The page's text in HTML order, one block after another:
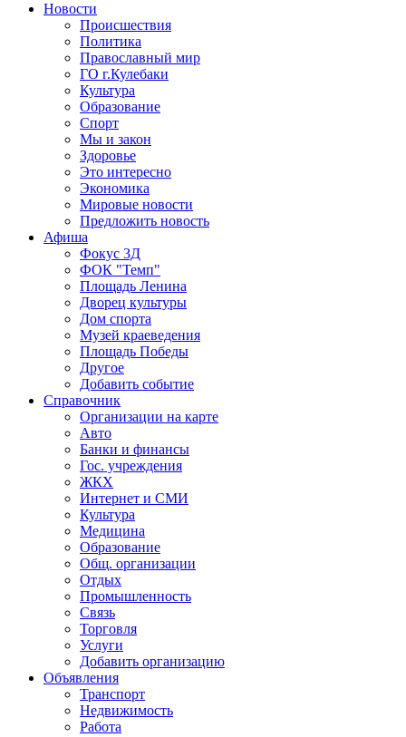
Новости
Происшествия
Политика
Православный мир
ГО г.Кулебаки
Культура
Образование
Спорт
Мы и закон
Здоровье
Это интересно
Экономика
Мировые новости
Предложить новость
Афиша
Фокус 3Д
ФОК "Темп"
Площадь Ленина
Дворец культуры
Дом спорта
Музей краеведения
Площадь Победы
Другое
Добавить событие
Справочник
Организации на карте
Авто
Банки и финансы
Гос. учреждения
ЖКХ
Интернет и СМИ
Культура
Медицина
Образование
Общ. организации
Отдых
Промышленность
Связь
Торговля
Услуги
Добавить организацию
Объявления
Транспорт
Недвижимость
Работа